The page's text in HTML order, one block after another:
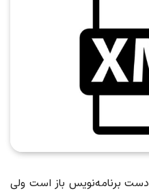
در وارد کردن تگ‌های داخل XML دست برنامه‌نویس باز است ولی